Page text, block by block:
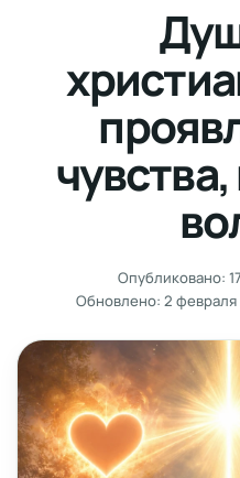
Опубликовано:
Обновлено: 2 февраля